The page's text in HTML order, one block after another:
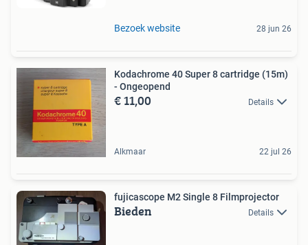
Bezoek website 28 jun 26
Kodachrome 40 Super 8 cartridge (15m)
- Ongeopend
€ 11,00 Details
Alkmaar 22 jul 26
fujicascope M2 Single 8 Filmprojector
Bieden Details